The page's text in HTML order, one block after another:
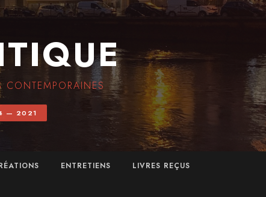
CONTEMPORAINES
— 2021
ENTRETIENS LIVRES REÇUS